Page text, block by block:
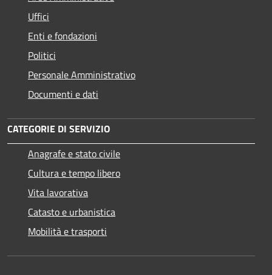
Uffici
Enti e fondazioni
Politici
Personale Amministrativo
Documenti e dati
CATEGORIE DI SERVIZIO
Anagrafe e stato civile
Cultura e tempo libero
Vita lavorativa
Catasto e urbanistica
Mobilità e trasporti